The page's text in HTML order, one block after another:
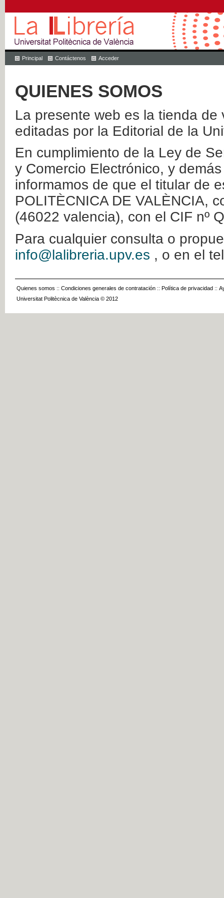
Principal Contáctenos Acceder
QUIENES SOMOS
La presente web es la tienda
editadas por la Editorial de la
En cumplimiento de la Ley de
y Comercio Electrónico, y
informamos de que el titular de
POLITÈCNICA DE VALÈNCIA,
(46022 valencia), con el CIF nº
Para cualquier consulta o
info@lalibreria.upv.es , o en el
Quienes somos :: Condiciones generales de contratación :: Política de privacidad ::
Universitat Politècnica de València © 2012